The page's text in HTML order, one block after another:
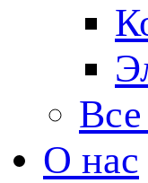
О нас